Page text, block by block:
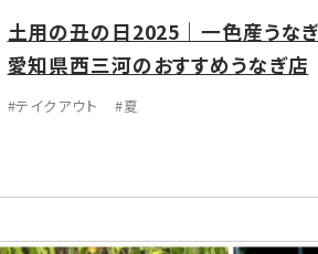
土用の丑の日2025｜一色産うなぎ
愛知県西三河のおすすめうなぎ店
#テイクアウト #夏